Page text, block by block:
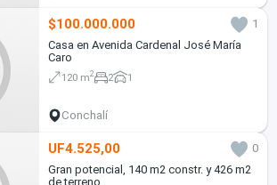
$100.000.000
1
Casa en Avenida Cardenal José María
Caro
120 m2 2 1
Conchalí
UF4.525,00
0
Gran potencial, 140 m2 constr. y 426 m2
de terreno